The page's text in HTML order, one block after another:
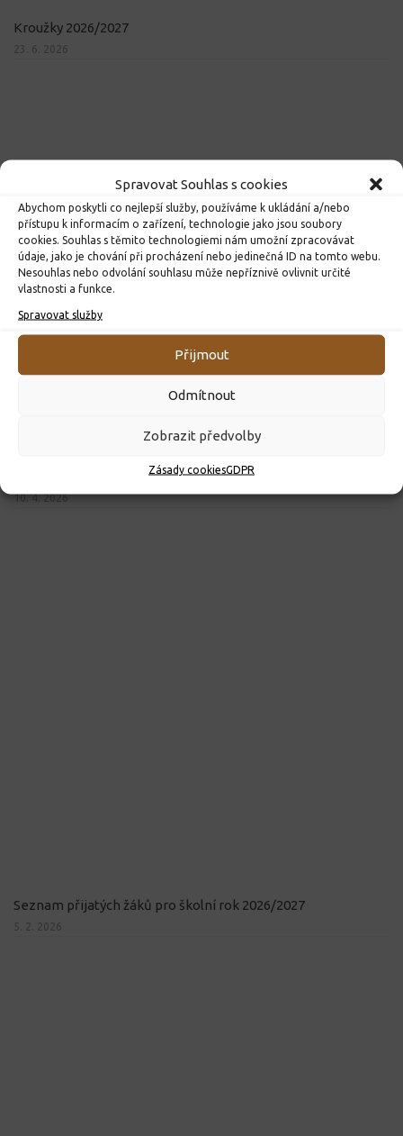
Spravovat Souhlas s cookies
Abychom poskytli co nejlepší služby, používáme k ukládání a/nebo
přístupu k informacím o zařízení, technologie jako jsou soubory
cookies. Souhlas s těmito technologiemi nám umožní zpracovávat
údaje, jako je chování při procházení nebo jedinečná ID na tomto webu.
Nesouhlas nebo odvolání souhlasu může nepříznivě ovlivnit určité
vlastnosti a funkce.
Spravovat služby
Přijmout
Odmítnout
Zobrazit předvolby
Zásady cookiesGDPR
Kroužky 2026/2027
23. 6. 2026
10. 4. 2026
Seznam přijatých žáků pro školní rok 2026/2027
5. 2. 2026